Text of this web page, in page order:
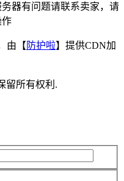
器有问题请联系卖家，请
作
由【 防护啦】提供CDN加
留所有权利.